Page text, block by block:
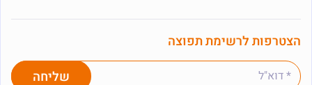
הצטרפות לרשימת תפוצה